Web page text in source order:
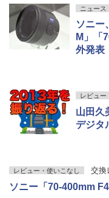
ニュース
ソニー
M」「
外発表
レビュー
山田久
デジタ
レビュー・使いこなし 交換
ソニー「70-400mm